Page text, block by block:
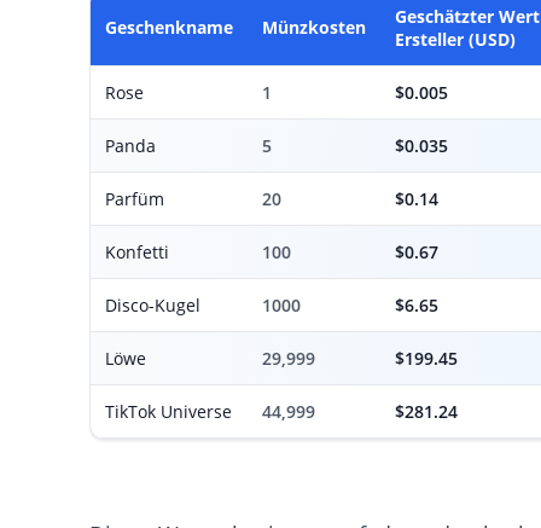
Geschenkname Münzkosten
Geschätzter
Ersteller (USD)
Rose 1 $0.005
Panda 5 $0.035
Parfüm 20 $0.14
Konfetti 100 $0.67
Disco-Kugel 1000 $6.65
Löwe 29,999 $199.45
TikTok Universe 44,999 $281.24